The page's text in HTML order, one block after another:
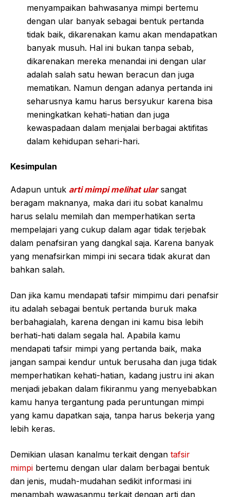
menyampaikan bahwasanya mimpi bertemu
dengan ular banyak sebagai bentuk pertanda
tidak baik, dikarenakan kamu akan mendapatkan
banyak musuh. Hal ini bukan tanpa sebab,
dikarenakan mereka menandai ini dengan ular
adalah salah satu hewan beracun dan juga
mematikan. Namun dengan adanya pertanda ini
seharusnya kamu harus bersyukur karena bisa
meningkatkan kehati-hatian dan juga
kewaspadaan dalam menjalai berbagai aktifitas
dalam kehidupan sehari-hari.
Kesimpulan
Adapun untuk arti mimpi melihat ularsangat
beragam maknanya, maka dari itu sobat kanalmu
harus selalu memilah dan memperhatikan serta
mempelajari yang cukup dalam agar tidak terjebak
dalam penafsiran yang dangkal saja. Karena banyak
yang menafsirkan mimpi ini secara tidak akurat dan
bahkan salah.
Dan jika kamu mendapati tafsir mimpimu dari penafsir
itu adalah sebagai bentuk pertanda buruk maka
berbahagialah, karena dengan ini kamu bisa lebih
berhati-hati dalam segala hal. Apabila kamu
mendapati tafsir mimpi yang pertanda baik, maka
jangan sampai kendur untuk berusaha dan juga tidak
memperhatikan kehati-hatian, kadang justru ini akan
menjadi jebakan dalam fikiranmu yang menyebabkan
kamu hanya tergantung pada peruntungan mimpi
yang kamu dapatkan saja, tanpa harus bekerja yang
lebih keras.
Demikian ulasan kanalmu terkait dengan tafsir
mimpi bertemu dengan ular dalam berbagai bentuk
dan jenis, mudah-mudahan sedikit informasi ini
menambah wawasanmu terkait dengan arti dan